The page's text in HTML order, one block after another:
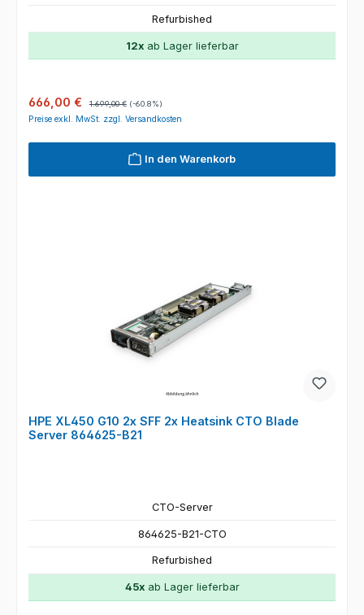
Refurbished
12xab Lager lieferbar
Verkaufspreis:
666,00 € 1.699,00 € (-60.8%)
Preise exkl. MwSt. zzgl. Versandkosten
In den Warenkorb
HPE XL450 G10 2x SFF 2x Heatsink CTO Blade
Server 864625-B21
CTO-Server
864625-B21-CTO
Refurbished
45xab Lager lieferbar